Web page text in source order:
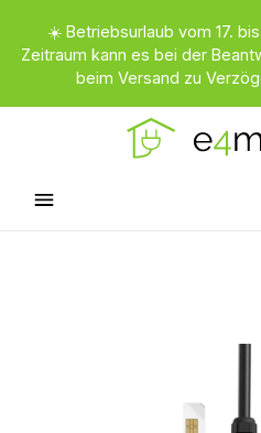
Zum Hauptinhalt springen
☀️ Betriebsurlaub vom 17.
Zeitraum kann es bei der
beim Versand zu